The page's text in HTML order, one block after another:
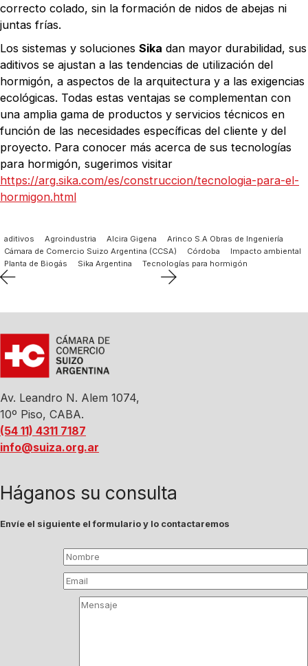
correcto colado, sin la formación de nidos de abejas ni
juntas frías.
Los sistemas y soluciones Sika dan mayor durabilidad, sus
aditivos se ajustan a las tendencias de utilización del
hormigón, a aspectos de la arquitectura y a las exigencias
ecológicas. Todas estas ventajas se complementan con
una amplia gama de productos y servicios técnicos en
función de las necesidades específicas del cliente y del
proyecto. Para conocer más acerca de sus tecnologías
para hormigón, sugerimos visitar
https://arg.sika.com/es/construccion/tecnologia-para-el-
hormigon.html
aditivos Agroindustria Alcira Gigena
Arinco S.A Obras de Ingeniería
Cámara de Comercio Suizo Argentina (CCSA)
Córdoba
Impacto ambiental
Planta de Biogás
Sika Argentina Tecnologías para hormigón
Av. Leandro N. Alem 1074,
10º Piso, CABA.
(54 11) 4311 7187
info@suiza.org.ar
Háganos su consulta
Envíe el siguiente el formulario y lo contactaremos